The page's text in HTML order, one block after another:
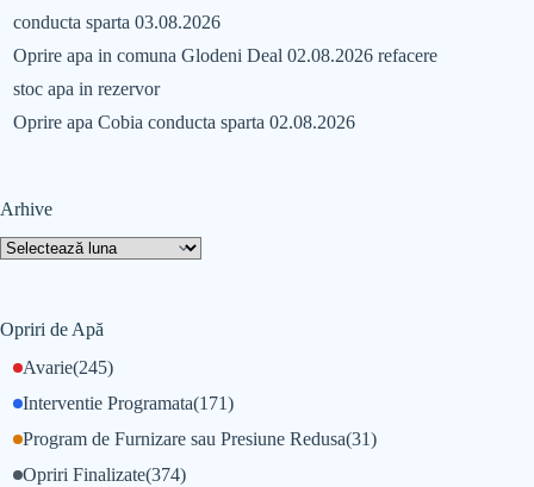
conducta sparta 03.08.2026
Oprire apa in comuna Glodeni Deal 02.08.2026 refacere
stoc apa in rezervor
Oprire apa Cobia conducta sparta 02.08.2026
Arhive
Opriri de Apă
Avarie(245)
Interventie Programata(171)
Opriri Finalizate(374)
Program de Furnizare sau Presiune Redusa(31)